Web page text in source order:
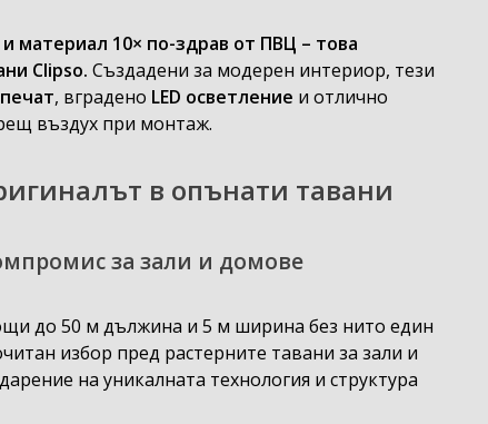
материал 10× по-здрав от ПВЦ – това
Clipso. Създадени за модерен интериор, тези
, вградено LED осветление и отлично
въздух при монтаж.
в опънати тавани
за зали и домове
до 50 м дължина и 5 м ширина без нито един
избор пред растерните тавани за зали и
на уникалната технология и структура
Опънат таван във Виена бар Девин